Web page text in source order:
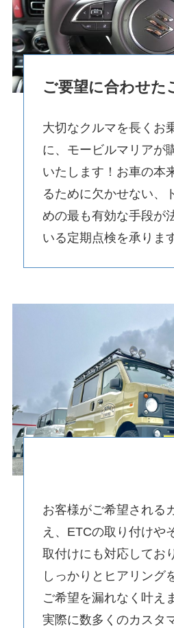
ご要望に合わせた
大切なクルマを長くお
に、モービルマリアが
いたします！お車の本
るために欠かせない、
めの最も有効な手段が
いる定期点検を承りま
お客様がご希望される
え、ETCの取り付けや
取付けにも対応してお
しっかりとヒアリング
ご希望を漏れなく叶え
実際に数多くのカスタ